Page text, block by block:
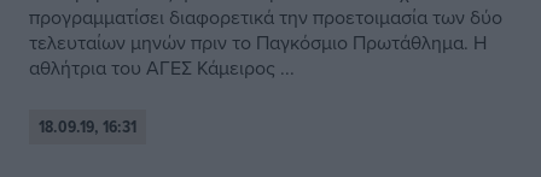
προγραμματίσει διαφορετικά την προετοιμασία των δύο
τελευταίων μηνών πριν το Παγκόσμιο Πρωτάθλημα. Η
αθλήτρια του ΑΓΕΣ Κάμειρος ...
18.09.19, 16:31